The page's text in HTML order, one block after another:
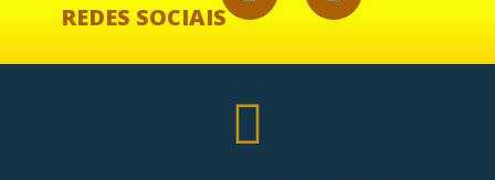
REDES SOCIAIS